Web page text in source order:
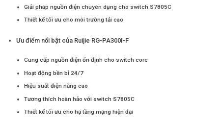
Giải pháp nguồn điện chuyên dụng cho switch S7805C
Thiết kế tối ưu cho môi trường tải cao
Ưu điểm nổi bật của Ruijie RG-PA300I-F
Cung cấp nguồn điện ổn định cho switch core
Hoạt động bền bỉ 24/7
Hiệu suất điện năng cao
Tương thích hoàn hảo với switch S7805C
Thiết kế tối ưu cho hạ tầng mạng hiện đại